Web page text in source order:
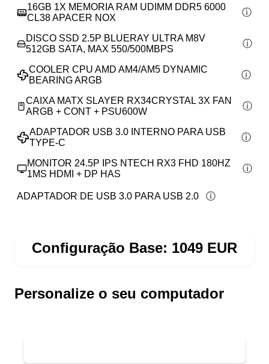
16GB 1X MEMORIA RAM UDIMM DDR5 6000
CL38 APACER NOX
DISCO SSD 2.5P BLUERAY ULTRA M8V
512GB SATA, MAX 550/500MBPS
COOLER CPU AMD AM4/AM5 DYNAMIC
BEARING ARGB
CAIXA MATX SLAYER RX34CRYSTAL 3X FAN
ARGB + CONT + PSU600W
ADAPTADOR USB 3.0 INTERNO PARA USB
TYPE-C
MONITOR 24.5P IPS NTECH RX3 FHD 180HZ
1MS HDMI + DP HAS
ADAPTADOR DE USB 3.0 PARA USB 2.0
Configuração Base: 1049 EUR
Personalize o seu computador